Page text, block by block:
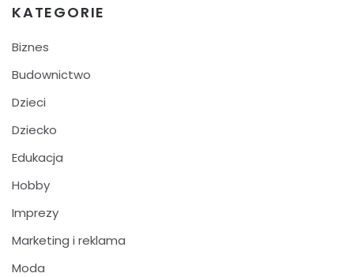
KATEGORIE
Biznes
Budownictwo
Dzieci
Dziecko
Edukacja
Hobby
Imprezy
Marketing i reklama
Moda